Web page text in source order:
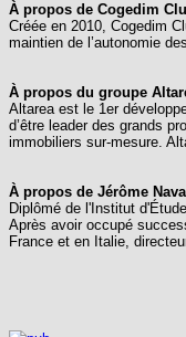
À propos de Cogedim
Créée en 2010, Cogedim
maintien de l’autonomie
À propos du groupe
Altarea est le 1er
d’être leader des grands
immobiliers sur-mesure.
À propos de Jérôme
Diplômé de l'Institut
Après avoir occupé
France et en Italie,